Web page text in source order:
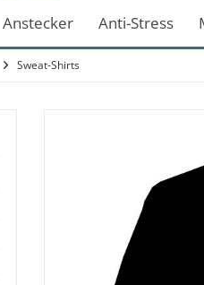
Anstecker Anti-Stress
Sweat-Shirts